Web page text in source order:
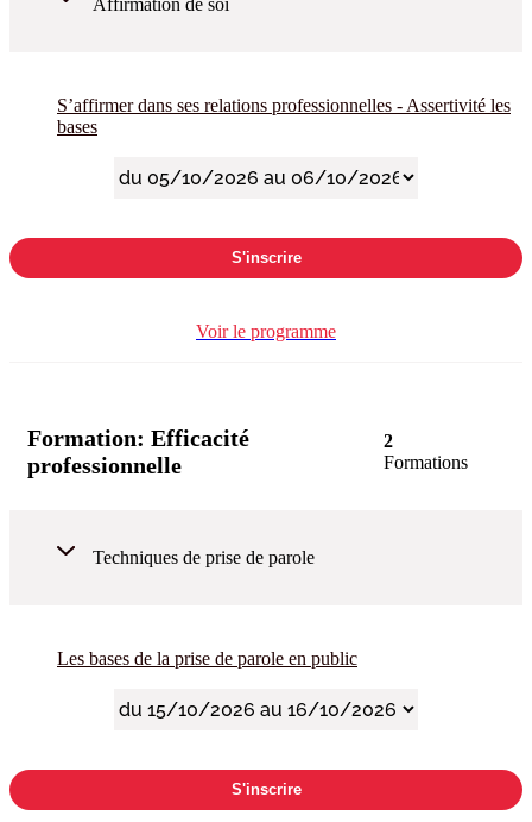
S’affirmer dans ses relations professionnelles - Assertivité les
bases
S'inscrire
Voir le programme
Formation: Efficacité
professionnelle
2
Formations
Techniques de prise de parole
Les bases de la prise de parole en public
S'inscrire